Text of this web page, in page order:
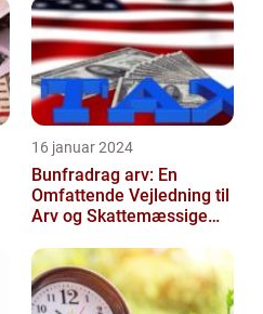
16 januar 2024
Bunfradrag arv: En
Omfattende Vejledning til
Arv og Skattemæssige